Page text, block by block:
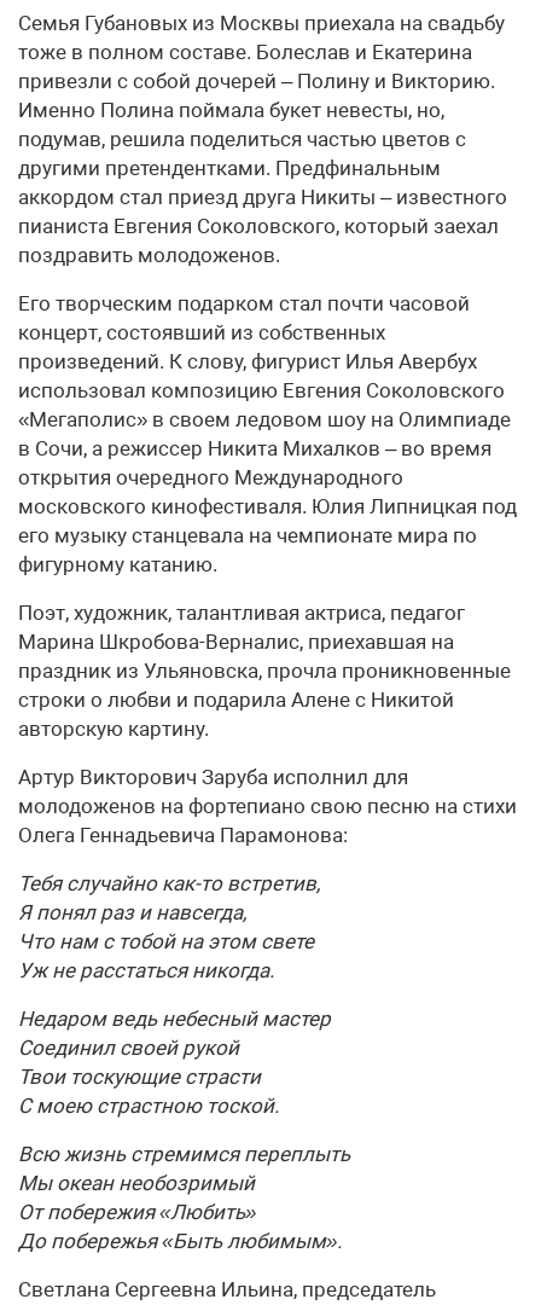
Семья Губановых из Москвы приехала на свадьбу
тоже в полном составе. Болеслав и Екатерина
привезли с собой дочерей – Полину и Викторию.
Именно Полина поймала букет невесты, но,
подумав, решила поделиться частью цветов с
другими претендентками. Предфинальным
аккордом стал приезд друга Никиты – известного
пианиста Евгения Соколовского, который заехал
поздравить молодоженов.
Его творческим подарком стал почти часовой
концерт, состоявший из собственных
произведений. К слову, фигурист Илья Авербух
использовал композицию Евгения Соколовского
«Мегаполис» в своем ледовом шоу на Олимпиаде
в Сочи, а режиссер Никита Михалков – во время
открытия очередного Международного
московского кинофестиваля. Юлия Липницкая под
его музыку станцевала на чемпионате мира по
фигурному катанию.
Поэт, художник, талантливая актриса, педагог
Марина Шкробова-Верналис, приехавшая на
праздник из Ульяновска, прочла проникновенные
строки о любви и подарила Алене с Никитой
авторскую картину.
Артур Викторович Заруба исполнил для
молодоженов на фортепиано свою песню на стихи
Олега Геннадьевича Парамонова:
Тебя случайно как-то встретив,
Я понял раз и навсегда,
Что нам с тобой на этом свете
Уж не расстаться никогда.
Недаром ведь небесный мастер
Соединил своей рукой
Твои тоскующие страсти
С моею страстною тоской.
Всю жизнь стремимся переплыть
Мы океан необозримый
От побережия «Любить»
До побережья «Быть любимым».
Светлана Сергеевна Ильина, председатель